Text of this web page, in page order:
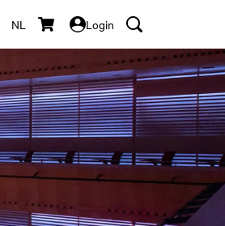
NL Login